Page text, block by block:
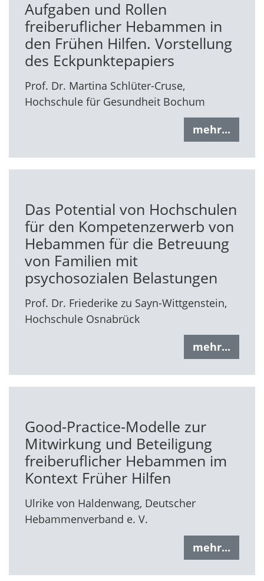
Aufgaben und Rollen
freiberuflicher Hebammen in
den Frühen Hilfen. Vorstellung
des Eckpunktepapiers
Prof. Dr. Martina Schlüter-Cruse,
Hochschule für Gesundheit Bochum
mehr...
Das Potential von Hochschulen
für den Kompetenzerwerb von
Hebammen für die Betreuung
von Familien mit
psychosozialen Belastungen
Prof. Dr. Friederike zu Sayn-Wittgenstein,
Hochschule Osnabrück
mehr...
Good-Practice-Modelle zur
Mitwirkung und Beteiligung
freiberuflicher Hebammen im
Kontext Früher Hilfen
Ulrike von Haldenwang, Deutscher
Hebammenverband e. V.
mehr...